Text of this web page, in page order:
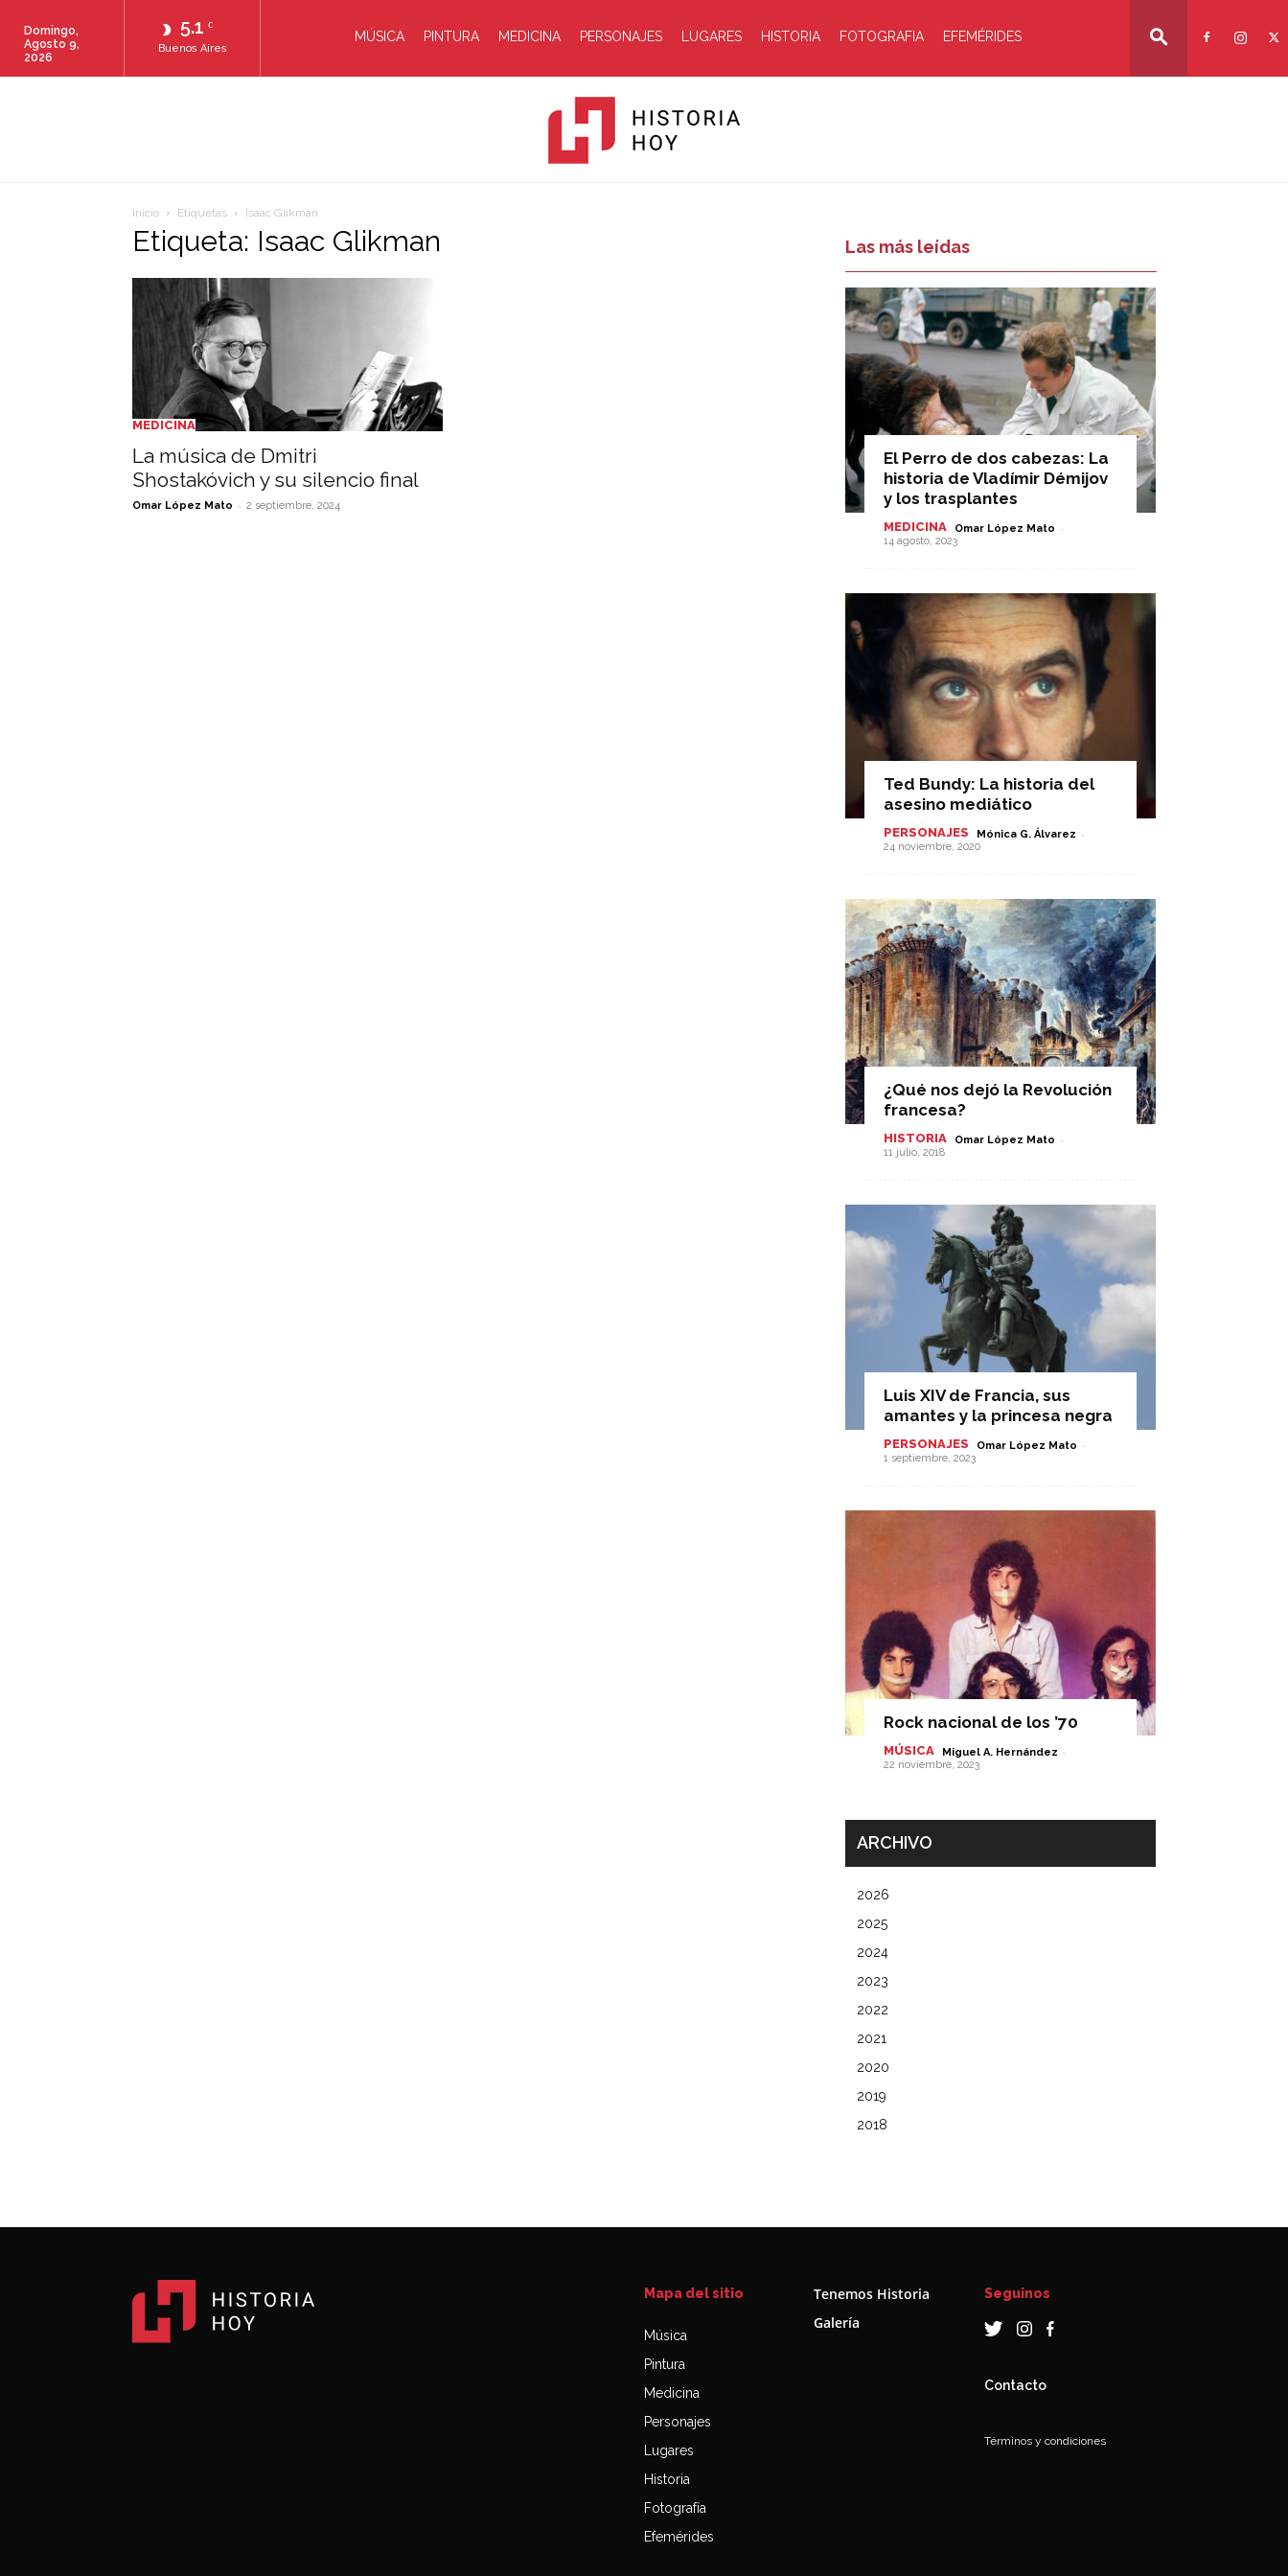
5.1 C
Buenos Aires
Domingo,
Agosto 9,
2026
MÚSICA PINTURA MEDICINA PERSONAJES LUGARES HISTORIA FOTOGRAFIA EFEMÉRIDES
Inicio Etiquetas Isaac Glikman
Etiqueta: Isaac Glikman
MEDICINA
La música de Dmitri
Shostakóvich y su silencio final
Omar López Mato - 2 septiembre, 2024
Las más leídas
El Perro de dos cabezas: La
historia de Vladímir Démijov
y los trasplantes
MEDICINA Omar López Mato -
14 agosto, 2023
Ted Bundy: La historia del
asesino mediático
PERSONAJES Mónica G. Álvarez -
24 noviembre, 2020
¿Qué nos dejó la Revolución
francesa?
HISTORIA Omar López Mato -
11 julio, 2018
Luis XIV de Francia, sus
amantes y la princesa negra
PERSONAJES Omar López Mato -
1 septiembre, 2023
Rock nacional de los ’70
MÚSICA Miguel A. Hernández -
22 noviembre, 2023
ARCHIVO
2026
2025
2024
2023
2022
2021
2020
2019
2018
Mapa del sitio
Música
Pintura
Medicina
Personajes
Lugares
Historia
Fotografía
Efemérides
Tenemos Historia
Galería
Seguinos
Contacto
Términos y condiciones